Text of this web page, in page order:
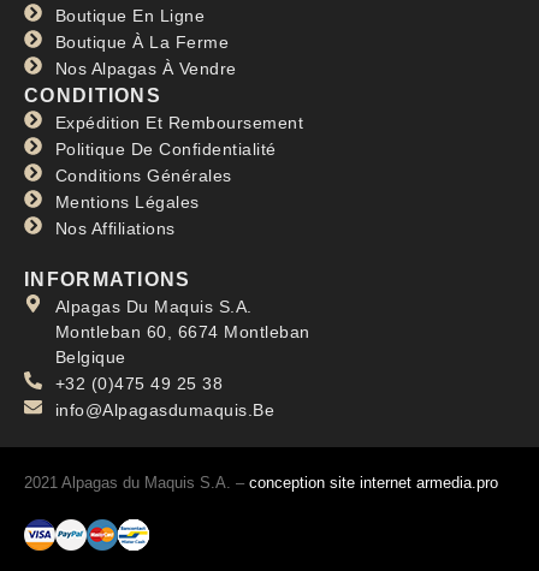
Boutique En Ligne
Boutique À La Ferme
Nos Alpagas À Vendre
CONDITIONS
Expédition Et Remboursement
Politique De Confidentialité
Conditions Générales
Mentions Légales
Nos Affiliations
INFORMATIONS
Alpagas Du Maquis S.A.
Montleban 60, 6674 Montleban
Belgique
+32 (0)475 49 25 38
info@Alpagasdumaquis.Be
2021 Alpagas du Maquis S.A. – conception site internet armedia.pro